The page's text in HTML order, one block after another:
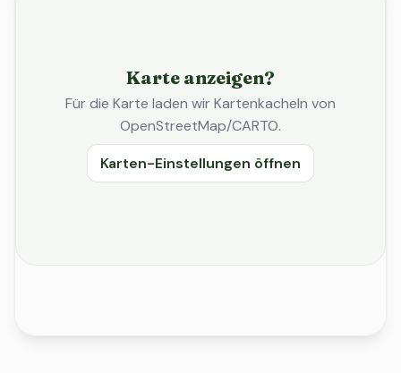
Karte anzeigen?
Für die Karte laden wir Kartenkacheln von
OpenStreetMap/CARTO.
Karten-Einstellungen öffnen